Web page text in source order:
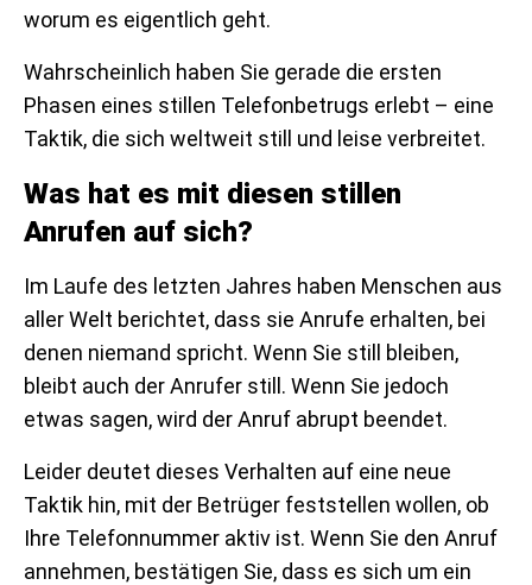
worum es eigentlich geht.
Wahrscheinlich haben Sie gerade die ersten
Phasen eines stillen Telefonbetrugs erlebt – eine
Taktik, die sich weltweit still und leise verbreitet.
Was hat es mit diesen stillen
Anrufen auf sich?
Im Laufe des letzten Jahres haben Menschen aus
aller Welt berichtet, dass sie Anrufe erhalten, bei
denen niemand spricht. Wenn Sie still bleiben,
bleibt auch der Anrufer still. Wenn Sie jedoch
etwas sagen, wird der Anruf abrupt beendet.
Leider deutet dieses Verhalten auf eine neue
Taktik hin, mit der Betrüger feststellen wollen, ob
Ihre Telefonnummer aktiv ist. Wenn Sie den Anruf
annehmen, bestätigen Sie, dass es sich um ein